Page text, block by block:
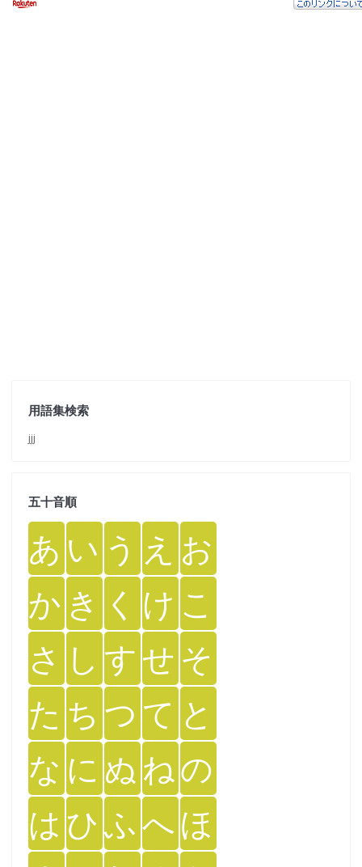
用語集検索
jjj
五十音順
あ い う え お
か き く け こ
さ し すせ そ
た ち つ て と
な に ぬ ねの
は ひふへほ